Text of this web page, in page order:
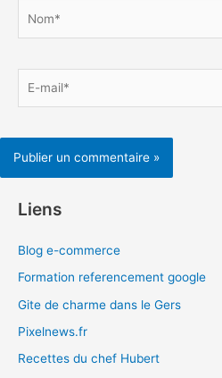
mail*
Liens
Blog e-commerce
Formation referencement google
Gite de charme dans le Gers
Pixelnews.fr
Recettes du chef Hubert